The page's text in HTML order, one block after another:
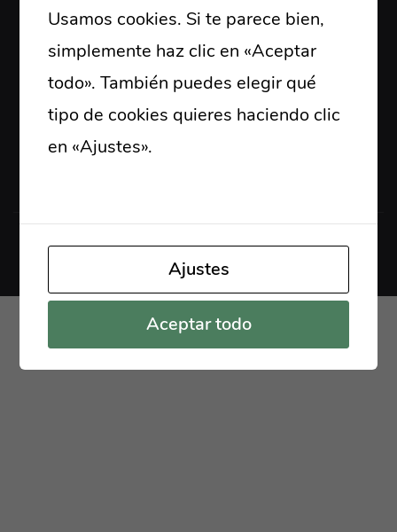
needhelp@linoor.com
66 Broklyn Street, New York
Usamos cookies. Si te parece bien,
simplemente haz clic en «Aceptar
todo». También puedes elegir qué
tipo de cookies quieres haciendo clic
en «Ajustes».
Ajustes
Aceptar todo